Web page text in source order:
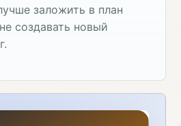
заложить в план
создавать новый